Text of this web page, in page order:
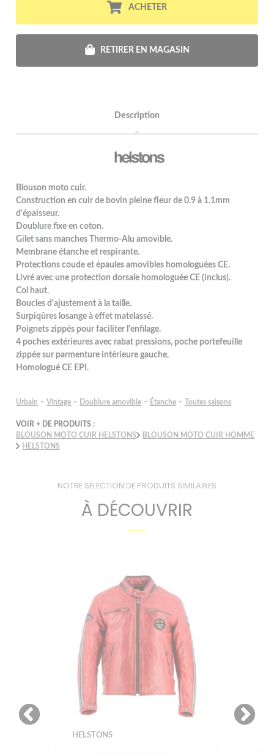
ACHETER
RETIRER EN MAGASIN
Description
Blouson moto cuir.
Construction en cuir de bovin pleine fleur de 0.9 à 1.1mm
d'épaisseur.
Doublure fixe en coton.
Gilet sans manches Thermo-Alu amovible.
Membrane étanche et respirante.
Protections coude et épaules amovibles homologuées CE.
Livré avec une protection dorsale homologuée CE (inclus).
Col haut.
Boucles d'ajustement à la taille.
Surpiqûres losange à effet matelassé.
Poignets zippés pour faciliter l'enfilage.
4 poches extérieures avec rabat pressions, poche portefeuille
zippée sur parmenture intérieure gauche.
Homologué CE EPI.
Urbain -Vintage - Doublure amovible - Étanche - Toutes saisons
VOIR + DE PRODUITS :
BLOUSON MOTO CUIR HELSTONS
BLOUSON MOTO CUIR HOMME
HELSTONS
NOTRE SÉLECTION DE PRODUITS SIMILAIRES
À DÉCOUVRIR
HELSTONS